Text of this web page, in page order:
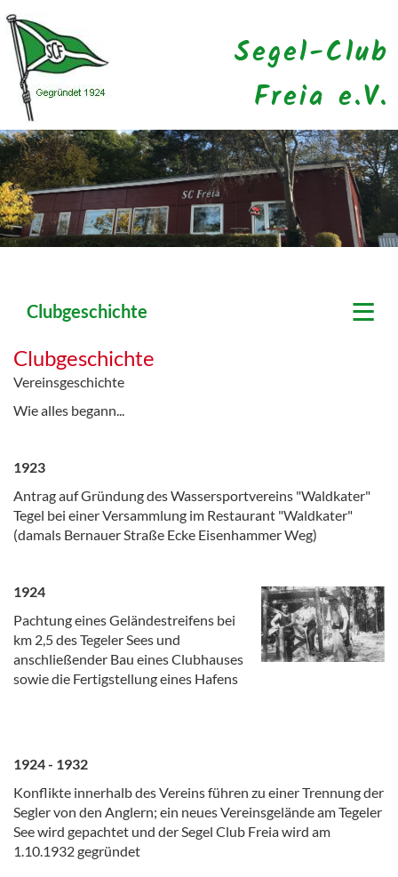
Segel-Club
Freia e.V.
Clubgeschichte ≡
Clubgeschichte
Vereinsgeschichte
Wie alles begann...
1923
Antrag auf Gründung des Wassersportvereins "Waldkater"
Tegel bei einer Versammlung im Restaurant "Waldkater"
(damals Bernauer Straße Ecke Eisenhammer Weg)
1924
Pachtung eines Geländestreifens bei
km 2,5 des Tegeler Sees und
anschließender Bau eines Clubhauses
sowie die Fertigstellung eines Hafens
1924 - 1932
Konflikte innerhalb des Vereins führen zu einer Trennung der
Segler von den Anglern; ein neues Vereinsgelände am Tegeler
See wird gepachtet und der Segel Club Freia wird am
1.10.1932 gegründet